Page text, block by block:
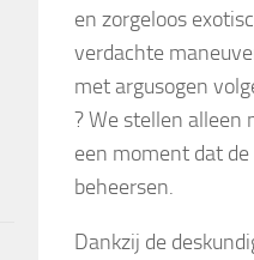
en zorgeloos
verdachte
met argusogen
? We stellen alleen
een moment dat
beheersen.
Dankzij de